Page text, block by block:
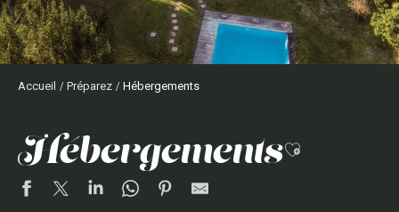
Accueil Préparez Hébergements
hébergementsAjouter